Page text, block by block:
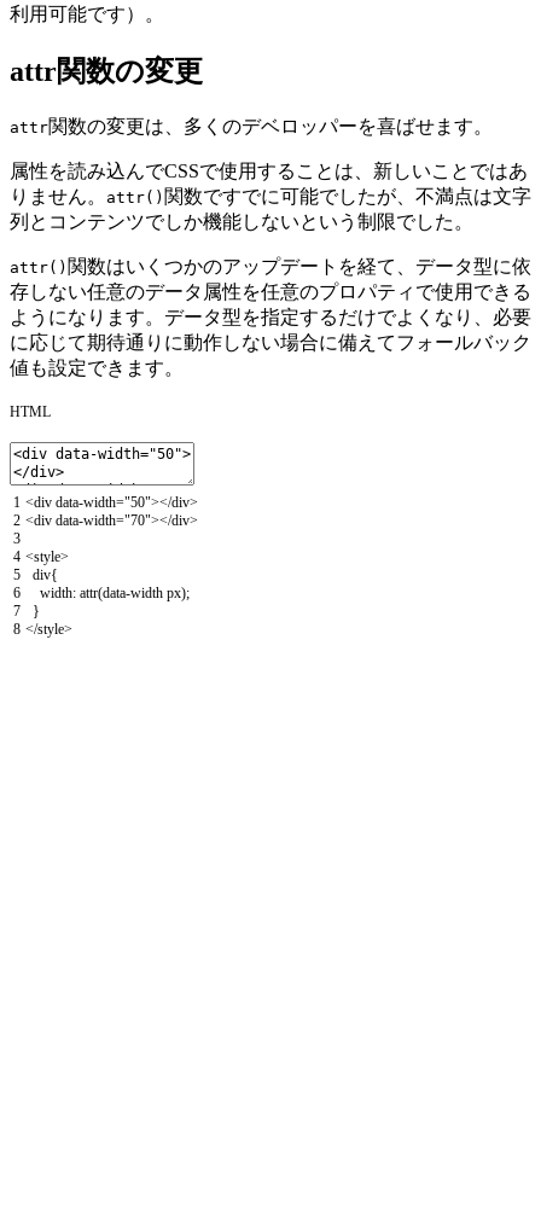
利用可能です）。
attr関数の変更
attr関数の変更は、多くのデベロッパーを喜ばせます。
属性を読み込んでCSSで使用することは、新しいことではあ
りません。
attr() 関数ですでに可能でしたが、不満点は文字
列とコンテンツでしか機能しないという制限でした。
attr() 関数はいくつかのアップデートを経て、 データ型に依
存しない任意のデータ属性を任意のプロパティで使用できる
ようになります。データ型を指定するだけでよくなり、必要
に応じて期待通りに動作しない場合に備えてフォールバック
値も設定できます。
HTML
1
2
3
4
5
6
7
8
<div data-width="50"></div>
<div data-width="70"></div>
<style>
div{
width: attr(data-width px);
}
</style>